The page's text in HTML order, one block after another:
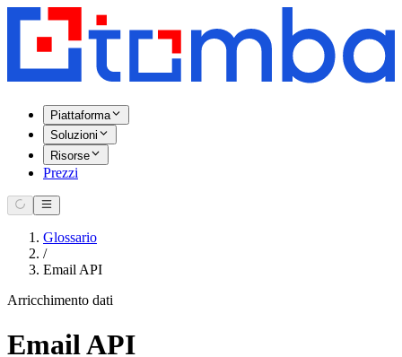
Piattaforma
Soluzioni
Risorse
Prezzi
Glossario
/
Email API
Arricchimento dati
Email API